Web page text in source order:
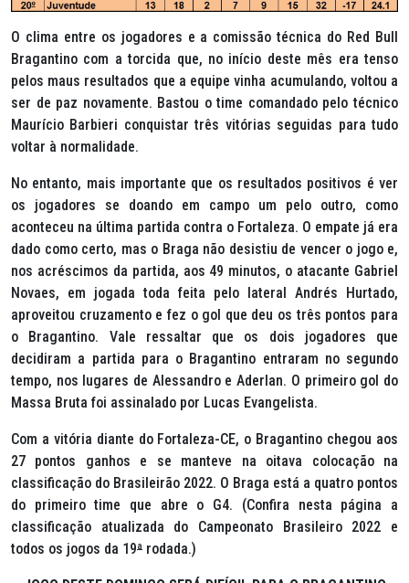
O clima entre os jogadores e a comissão técnica do Red Bull
Bragantino com a torcida que, no início deste mês era tenso
pelos maus resultados que a equipe vinha acumulando, voltou a
ser de paz novamente. Bastou o time comandado pelo técnico
Maurício Barbieri conquistar três vitórias seguidas para tudo
voltar à normalidade.
No entanto, mais importante que os resultados positivos é ver
os jogadores se doando em campo um pelo outro, como
aconteceu na última partida contra o Fortaleza. O empate já era
dado como certo, mas o Braga não desistiu de vencer o jogo e,
nos acréscimos da partida, aos 49 minutos, o atacante Gabriel
Novaes, em jogada toda feita pelo lateral Andrés Hurtado,
aproveitou cruzamento e fez o gol que deu os três pontos para
o Bragantino. Vale ressaltar que os dois jogadores que
decidiram a partida para o Bragantino entraram no segundo
tempo, nos lugares de Alessandro e Aderlan. O primeiro gol do
Massa Bruta foi assinalado por Lucas Evangelista.
Com a vitória diante do Fortaleza-CE, o Bragantino chegou aos
27 pontos ganhos e se manteve na oitava colocação na
classificação do Brasileirão 2022. O Braga está a quatro pontos
do primeiro time que abre o G4. (Confira nesta página a
classificação atualizada do Campeonato Brasileiro 2022 e
todos os jogos da 19ª rodada.)